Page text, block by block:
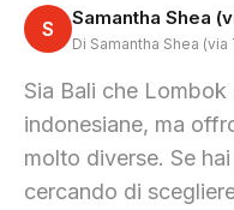
S Samantha Shea
Di Samantha Shea
Sia Bali che
indonesiane, ma
molto diverse. Se
cercando di